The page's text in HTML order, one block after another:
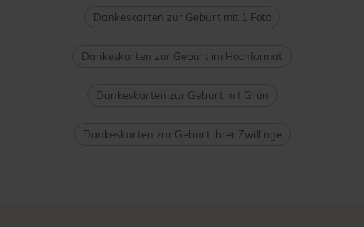
Dankeskarten zur Geburt mit 1 Foto
Dankeskarten zur Geburt im Hochformat
Dankeskarten zur Geburt mit Grün
Dankeskarten zur Geburt Ihrer Zwillinge